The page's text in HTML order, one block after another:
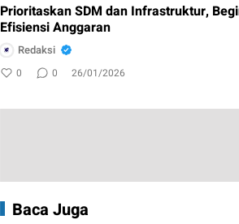
Prioritaskan SDM dan Infrastruktur,
Efisiensi Anggaran
Redaksi
0 0 26/01/2026
Baca Juga